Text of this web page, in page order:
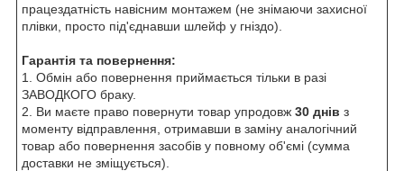
працездатність навісним монтажем (не знімаючи захисної
плівки, просто під'єднавши шлейф у гніздо).
Гарантія та повернення:
1. Обмін або повернення приймається тільки в разі
ЗАВОДКОГО браку.
2. Ви маєте право повернути товар упродовж 30 днів з
моменту відправлення, отримавши в заміну аналогічний
товар або повернення засобів у повному об'ємі (сумма
доставки не зміщується).